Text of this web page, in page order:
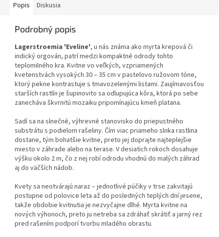
Popis Diskusia
Podrobný popis
Lagerstroemia 'Eveline', u nás známa ako myrta krepová či
indický orgován, patrí medzi kompaktné odrody tohto
teplomilného kra. Kvitne vo veľkých, vzpriamených
kvetenstvách vysokých 30 – 35 cm v pastelovo ružovom tóne,
ktorý pekne kontrastuje s tmavozelenými listami. Zaujímavosťou
starších rastlín je šupinovito sa odlupujúca kôra, ktorá po sebe
zanecháva škvrnitú mozaiku pripomínajúcu kmeň platana.
Sadí sa na slnečné, výhrevné stanovisko do priepustného
substrátu s podielom rašeliny. Čím viac priameho slnka rastlina
dostane, tým bohatšie kvitne, preto jej doprajte najteplejšie
miesto v záhrade alebo na terase. V desiatich rokoch dosahuje
výšku okolo 2 m, čo z nej robí odrodu vhodnú do malých záhrad
aj do väčších nádob.
Kvety sa neotvárajú naraz – jednotlivé púčiky v trse zakvitajú
postupne od polovice leta až do posledných teplých dní jesene,
takže obdobie kvitnutia je nezvyčajne dlhé. Myrta kvitne na
nových výhonoch, preto ju netreba sa zdráhať skrátiť a jarný rez
pred rašením podporí tvorbu mladého obrastu.